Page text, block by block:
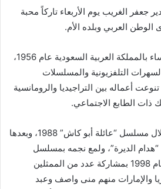
جعفر الغريب يوم الأربعاء تاركاً محبة
الوطن العربي وبلده الأم.
ولد الراحل في مدينة الإحساء بالمملكة العربية السعودية عام 1956،
التلفزيونية والمسلسلات
أعماله بين التراجيديا والرومانسية
ذات الطابع الاجتماعي.
بدأت مسيرته الفنية من خلال مسلسل “عائلة أبو كاش” 1988، وبعدها
الديرة”، ولمع نجمه بمسلسل
“جواهر” الذي عُرض في عام 1998 بمشاركة عدد من الممثلين
والإمارات منهم منى واصف وعبد